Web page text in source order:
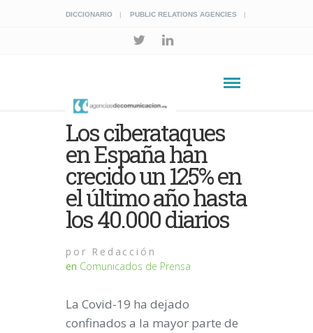
DICCIONARIO PUBLIC RELATIONS AGENCIES
Los ciberataques
en España han
crecido un 125% en
el último año hasta
los 40.000 diarios
por Redacción
en Comunicados de Prensa
La Covid-19 ha dejado
confinados a la mayor parte de